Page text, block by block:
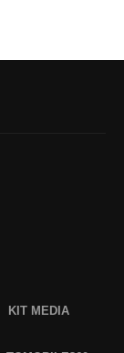
KIT MEDIA